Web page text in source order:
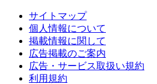
サイトマップ
個人情報について
掲載情報に関して
広告掲載のご案内
広告・サービス取扱い規約
利用規約